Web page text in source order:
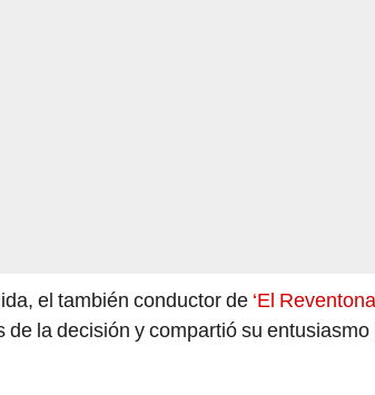
el también conductor de ‘El
de la decisión y compartió su entusiasmo